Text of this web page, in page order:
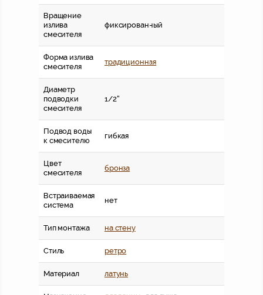
Вращение
излива
смесителя
фиксированный
Форма излива
смесителя
традиционная
Диаметр
подводки
смесителя
1/2''
Подвод воды
к смесителю
гибкая
Цвет
смесителя
бронза
Встраиваемая
система
нет
Тип монтажа на стену
Стиль ретро
Материал латунь